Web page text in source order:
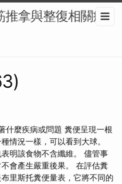
推拿與整復相關療
什麼疾病或問題 糞便呈現一根
情況一樣，可以看到大球。
明該食物不含纖維。 儘管事
會產生嚴重後果。 在評估糞
里斯托糞便量表，它將不同的